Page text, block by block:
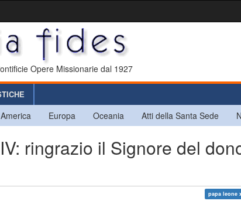
Opere Missionarie dal 1927
America Europa Oceania Atti della Santa Sede
ringrazio il Signore del
papa leone